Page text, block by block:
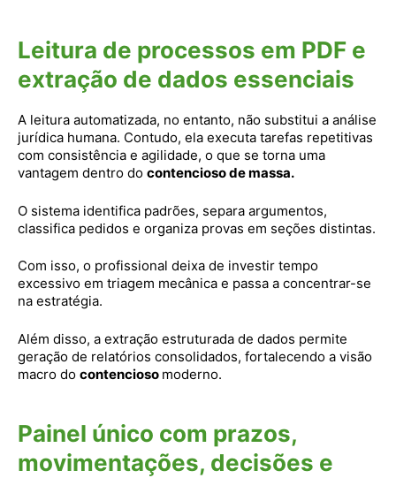
Leitura de processos em PDF e
extração de dados essenciais
A leitura automatizada, no entanto, não substitui a análise
jurídica humana. Contudo, ela executa tarefas repetitivas
com consistência e agilidade, o que se torna uma
vantagem dentro do contencioso de massa.
O sistema identifica padrões, separa argumentos,
classifica pedidos e organiza provas em seções distintas.
Com isso, o profissional deixa de investir tempo
excessivo em triagem mecânica e passa a concentrar-se
na estratégia.
Além disso, a extração estruturada de dados permite
geração de relatórios consolidados, fortalecendo a visão
macro do contencioso moderno.
Painel único com prazos,
movimentações, decisões e